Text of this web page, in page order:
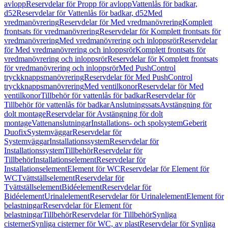
avloppReservdelar för Propp för avloppVattenlås för badkar,
d52Reservdelar för Vattenlås för badkar, d52Med
vredmanövreringReservdelar för Med vredmanövreringKomplett
frontsats för vredmanövreringReservdelar för Komplett frontsats för
vredmanövreringMed vredmanövrering och inloppsrörReservdelar
för Med vredmanövrering och inloppsrörKomplett frontsats för
vredmanövrering och inloppsrörReservdelar för Komplett frontsats
för vredmanövrering och inloppsrörMed PushControl
tryckknappsmanövreringReservdelar för Med PushControl
tryckknappsmanövreringMed ventilkonorReservdelar för Med
ventilkonorTillbehör för vattenlås för badkarReservdelar för
Tillbehör för vattenlås för badkarAnslutningssatsAvstängning för
dolt montageReservdelar för Avstängning för dolt
montageVattenanslutningarInstallations- och spolsystemGeberit
DuofixSystemväggarReservdelar för
SystemväggarInstallationssystemReservdelar för
InstallationssystemTillbehörReservdelar för
TillbehörInstallationselementReservdelar för
InstallationselementElement för WCReservdelar för Element för
WCTvättställselementReservdelar för
TvättställselementBidéelementReservdelar för
BidéelementUrinalelementReservdelar för UrinalelementElement för
belastningarReservdelar för Element för
belastningarTillbehörReservdelar för TillbehörSynliga
cisternerSynliga cisterner för WC, av plastReservdelar för Synliga